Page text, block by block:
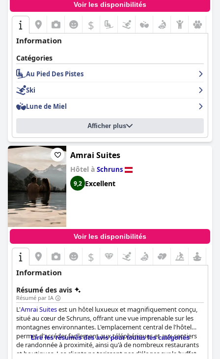
Voir les disponibilités
$
Information
Catégories
Au Pied Des Pistes
Ski
Lune de Miel
Afficher plus
Amrai Suites
Hôtel à Schruns
9,2 Excellent
Voir les disponibilités
$
Information
Résumé des avis
Résumé par IA
L'Amrai Suitesest un hôtel luxueux et magnifiquement conçu,
situé au cœur de Schruns, offrant une vue imprenable sur les
montagnes environnantes. L'emplacement central de l'hôtel
permet d'accéder facilement aux téléphériques et aux sentiers
de randonnée à proximité, ainsi qu'à de nombreux restaurants
et boutiques. Les clients ne tarissent pas d'éloges sur le buffet
Lire les résumés des avis pour toutes les catégories